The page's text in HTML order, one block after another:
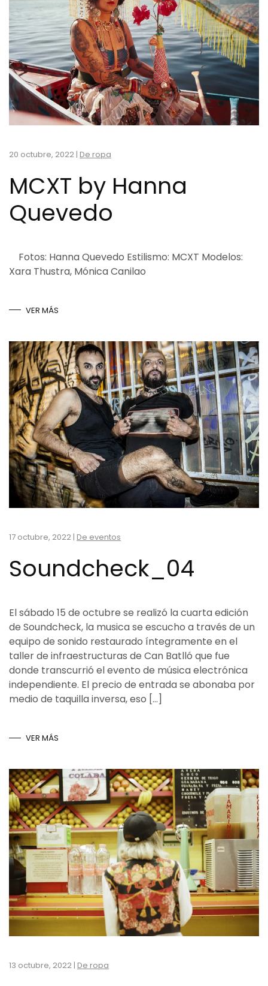
20 octubre, 2022 | De ropa
MCXT by Hanna
Quevedo
Fotos: Hanna Quevedo Estilismo: MCXT Modelos:
Xara Thustra, Mónica Canilao
VER MÁS
17 octubre, 2022 | De eventos
Soundcheck_04
El sábado 15 de octubre se realizó la cuarta edición
de Soundcheck, la musica se escucho a través de un
equipo de sonido restaurado íntegramente en el
taller de infraestructuras de Can Batlló que fue
donde transcurrió el evento de música electrónica
independiente. El precio de entrada se abonaba por
medio de taquilla inversa, eso […]
VER MÁS
13 octubre, 2022 | De ropa